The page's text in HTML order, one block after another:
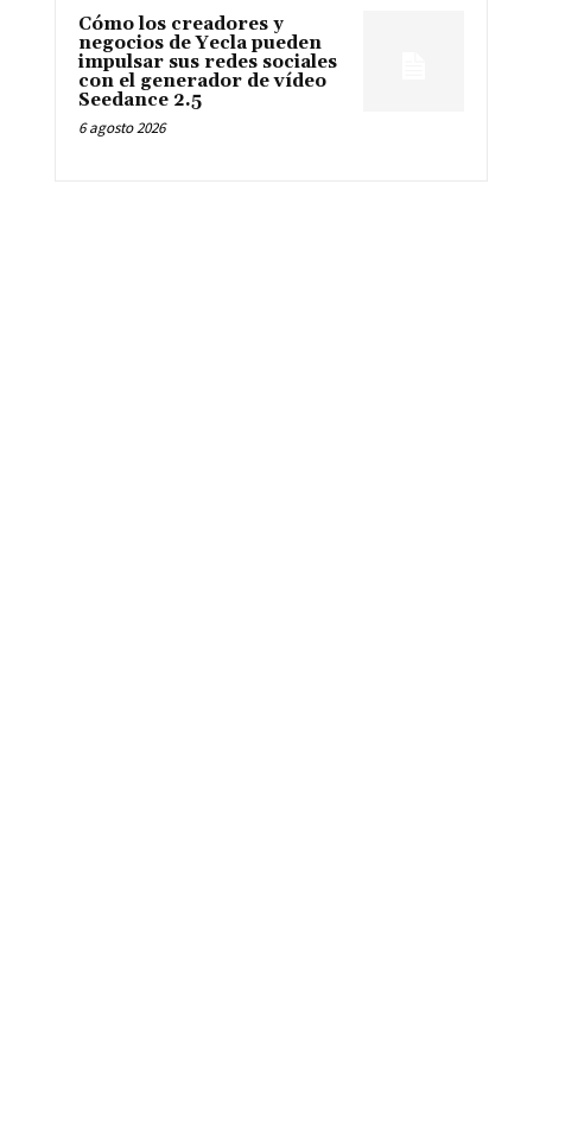
Cómo los creadores y
negocios de Yecla pueden
impulsar sus redes sociales
con el generador de vídeo
Seedance 2.5
6 agosto 2026